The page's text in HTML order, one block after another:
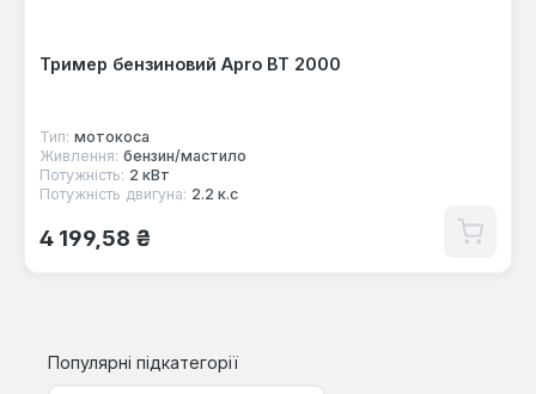
Тример бензиновий Apro ВТ 2000
Тип: мотокоса
Живлення: бензин/мастило
Потужність: 2 кВт
Потужність двигуна: 2.2 к.с
Звичайна ціна:
4 199,58 ₴
Популярні підкатегорії